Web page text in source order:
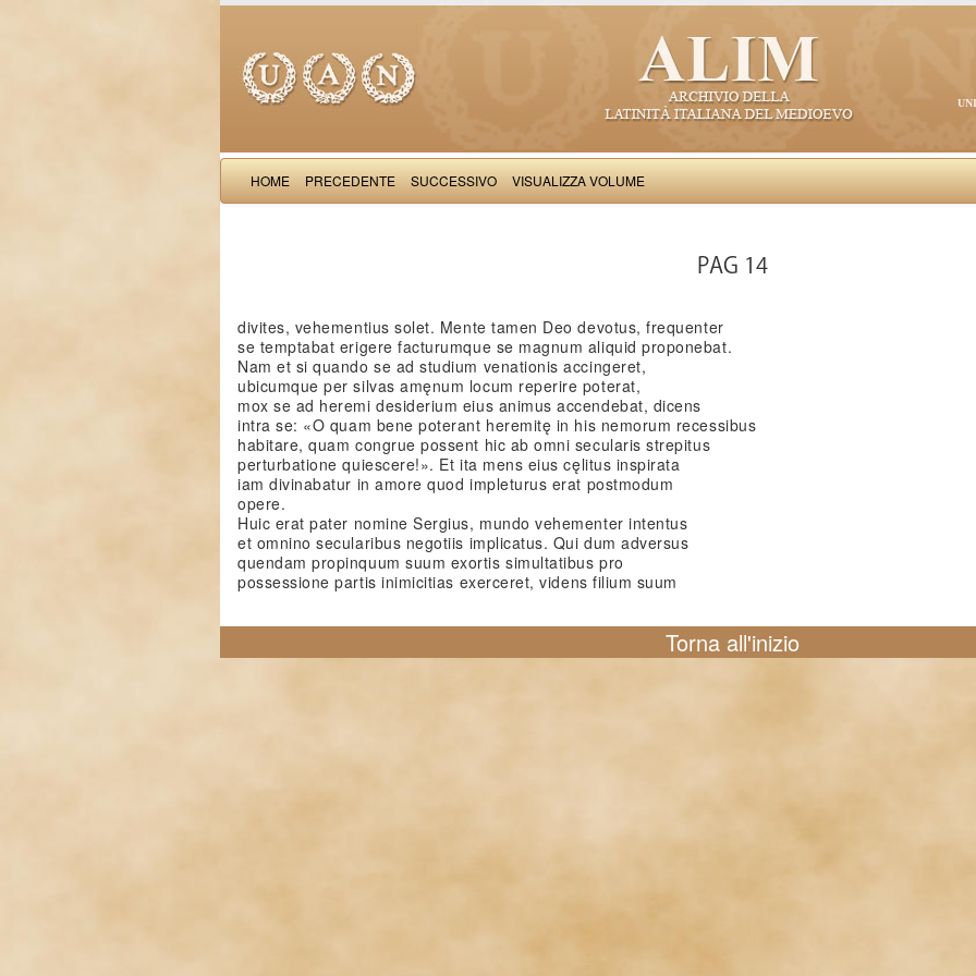
HOME PRECEDENTE SUCCESSIVO VISUALIZZA VOLUME
PAG 14
divites, vehementius solet. Mente tamen Deo devotus, frequenter
se temptabat erigere facturumque se magnum aliquid proponebat.
Nam et si quando se ad studium venationis accingeret,
ubicumque per silvas amęnum locum reperire poterat,
mox se ad heremi desiderium eius animus accendebat, dicens
intra se: «O quam bene poterant heremitę in his nemorum recessibus
habitare, quam congrue possent hic ab omni secularis strepitus
perturbatione quiescere!». Et ita mens eius cęlitus inspirata
iam divinabatur in amore quod impleturus erat postmodum
opere.
Huic erat pater nomine Sergius, mundo vehementer intentus
et omnino secularibus negotiis implicatus. Qui dum adversus
quendam propinquum suum exortis simultatibus pro
possessione partis inimicitias exerceret, videns filium suum
Torna all'inizio